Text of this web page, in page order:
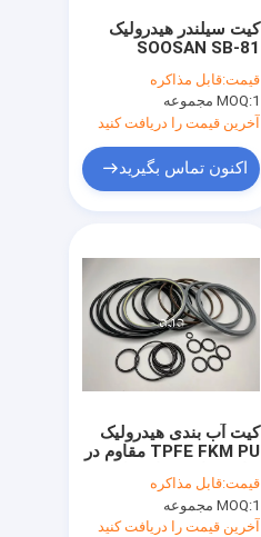
کیت سیلندر هیدرولیک
SOOSAN SB-81
قیمت:قابل مذاکره
MOQ:1 مجموعه
آخرین قیمت را دریافت کنید
اکنون تماس بگیرید
کیت آب بندی هیدرولیک
TPFE FKM PU مقاوم در
مکانیکی SOOSAN SB-
81
قیمت:قابل مذاکره
MOQ:1 مجموعه
آخرین قیمت را دریافت کنید